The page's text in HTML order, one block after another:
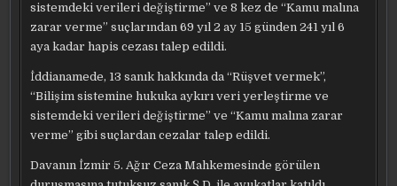
sistemdeki verileri değiştirme” ve 8 kez de “Kamu malına
zarar verme” suçlarından 69 yıl 2 ay 15 günden 241 yıl 6
aya kadar hapis cezası talep edildi.
İddianamede, 13 sanık hakkında da “Rüşvet vermek”,
“Bilişim sistemine hukuka aykırı veri yerleştirme ve
sistemdeki verileri değiştirme” ve “Kamu malına zarar
verme” gibi suçlardan cezalar talep edildi.
Davanın İzmir 5. Ağır Ceza Mahkemesinde görülen